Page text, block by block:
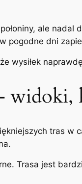
ale
pogodne dni
wysiłek
tras
Trasa jest